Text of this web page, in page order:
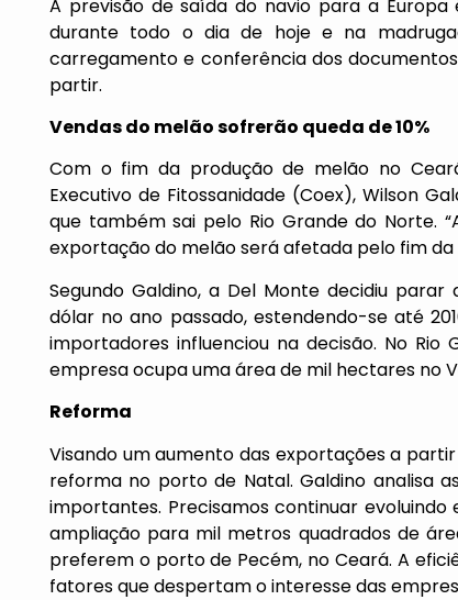
A previsão de saída do navio para a
durante todo o dia de hoje e na
carregamento e conferência dos
partir.
Vendas do melão sofrerão queda de 10%
Com o fim da produção de melão no
Executivo de Fitossanidade (Coex), Wilson
que também sai pelo Rio Grande do Norte.
exportação do melão será afetada pelo fim
Segundo Galdino, a Del Monte decidiu
dólar no ano passado, estendendo-se até
importadores influenciou na decisão. No
empresa ocupa uma área de mil hectares no
Reforma
Visando um aumento das exportações a
reforma no porto de Natal. Galdino analisa
importantes. Precisamos continuar
ampliação para mil metros quadrados de
preferem o porto de Pecém, no Ceará. A
fatores que despertam o interesse das